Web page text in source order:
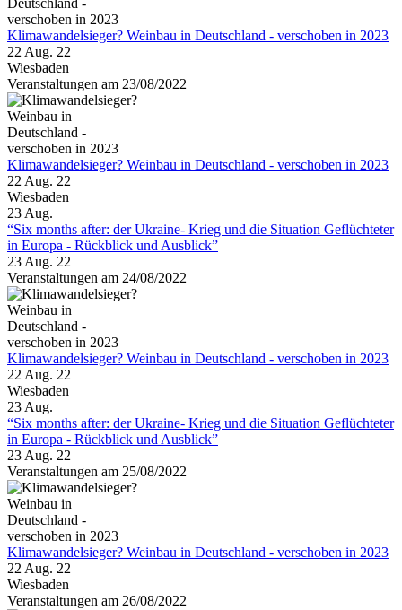
Klimawandelsieger? Weinbau in Deutschland - verschoben in 2023
22 Aug. 22
Wiesbaden
Veranstaltungen am 23/08/2022
Klimawandelsieger? Weinbau in Deutschland - verschoben in 2023
22 Aug. 22
Wiesbaden
23 Aug.
“Six months after: der Ukraine- Krieg und die Situation Geflüchteter
in Europa - Rückblick und Ausblick”
23 Aug. 22
Veranstaltungen am 24/08/2022
Klimawandelsieger? Weinbau in Deutschland - verschoben in 2023
22 Aug. 22
Wiesbaden
23 Aug.
“Six months after: der Ukraine- Krieg und die Situation Geflüchteter
in Europa - Rückblick und Ausblick”
23 Aug. 22
Veranstaltungen am 25/08/2022
Klimawandelsieger? Weinbau in Deutschland - verschoben in 2023
22 Aug. 22
Wiesbaden
Veranstaltungen am 26/08/2022